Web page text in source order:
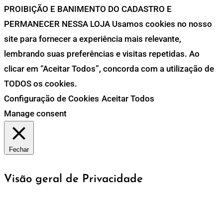
PROIBIÇÃO E BANIMENTO DO CADASTRO E
PERMANECER NESSA LOJA Usamos cookies no nosso
site para fornecer a experiência mais relevante,
lembrando suas preferências e visitas repetidas. Ao
clicar em “Aceitar Todos”, concorda com a utilização de
TODOS os cookies.
Configuração de Cookies Aceitar Todos
Manage consent
Fechar
Visão geral de Privacidade